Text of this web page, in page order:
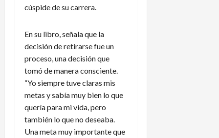
cúspide de su carrera.
En su libro, señala que la
decisión de retirarse fue un
proceso, una decisión que
tomó de manera consciente.
“Yo siempre tuve claras mis
metas y sabía muy bien lo que
quería para mi vida, pero
también lo que no deseaba.
Una meta muy importante que